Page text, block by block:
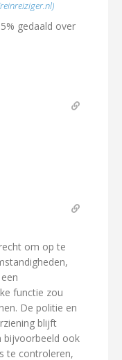
gedaald over
om op te
functie zou
De politie en
blijft
bijvoorbeeld ook
te controleren,